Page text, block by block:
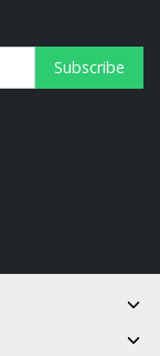
Subscribe